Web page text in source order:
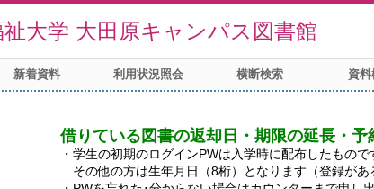
祉大学 大田原キャンパス図書館
新着資料 利用状況照会 横断検索 資
借りている図書の返却日・期限の延長・
・学生の初期のログインPWは入学時に配布したもので
その他の方は生年月日（8桁）となります（登録があ